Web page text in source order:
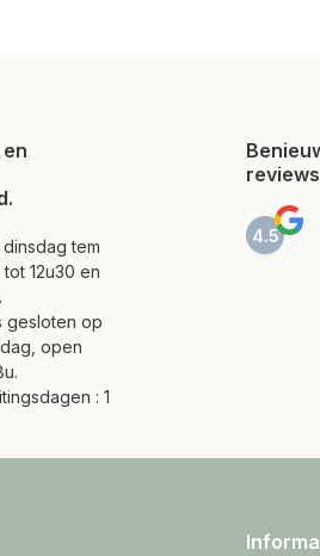
tem
12u30 en
gesloten op
open
: 1
4.5